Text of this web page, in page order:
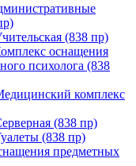
(838 пр)
оснащения
психолога (838
комплекс
(838 пр)
(838 пр)
предметных